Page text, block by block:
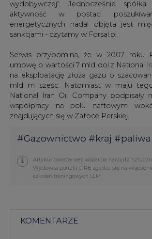
wydobywczej". Jednocześnie spółka
aktywność w postaci
energetycznych nadal objęta jest
sankcjami - czytamy w Forsal.pl.
Serwis przypomina, że w 2007 roku
umowę o wartości 7 mld dol.z National
na eksploatację złoża gazu o
mld m sześc. Natomiast w maju
National Iran Oil Company podpisały
współpracy na polu naftowym
znajdujących się w Zatoce Perskiej.
#Gazownictwo #kraj #paliwa
Artykuł powstał bez wsparcia narzędzi
Wydawca portalu CIRE zgadza się na
szkoleń treningowych LLM.
KOMENTARZE